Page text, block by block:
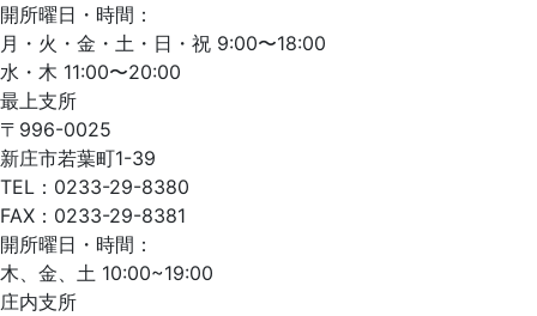
開所曜日・時間：
月・火・金・土・日・祝 9:00〜18:00
水・木 11:00〜20:00
最上支所
〒996-0025
新庄市若葉町1-39
TEL：0233-29-8380
FAX：0233-29-8381
開所曜日・時間：
木、金、土 10:00~19:00
庄内支所